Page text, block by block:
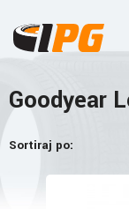
Goodyear
Sortiraj po: